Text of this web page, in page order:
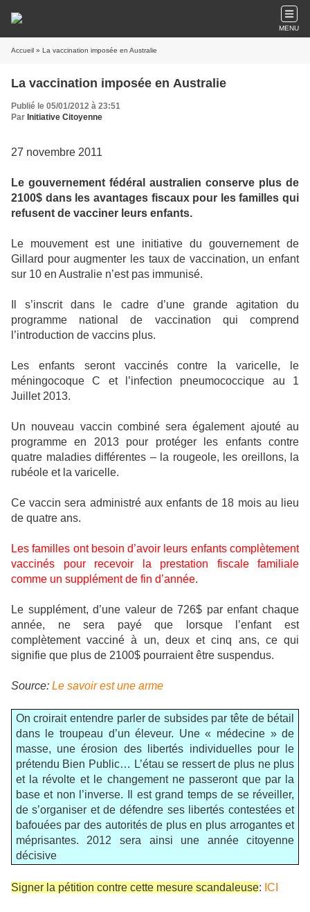
MENU
Accueil » La vaccination imposée en Australie
La vaccination imposée en Australie
Publié le 05/01/2012 à 23:51
Par Initiative Citoyenne
27 novembre 2011
Le gouvernement fédéral australien conserve plus de
2100$ dans les avantages fiscaux pour les familles qui
refusent de vacciner leurs enfants.
Le mouvement est une initiative du gouvernement de
Gillard pour augmenter les taux de vaccination, un enfant
sur 10 en Australie n’est pas immunisé.
Il s’inscrit dans le cadre d’une grande agitation du
programme national de vaccination qui comprend
l’introduction de vaccins plus.
Les enfants seront vaccinés contre la varicelle, le
méningocoque C et l’infection pneumococcique au 1
Juillet 2013.
Un nouveau vaccin combiné sera également ajouté au
programme en 2013 pour protéger les enfants contre
quatre maladies différentes – la rougeole, les oreillons, la
rubéole et la varicelle.
Ce vaccin sera administré aux enfants de 18 mois au lieu
de quatre ans.
Les familles ont besoin d’avoir leurs enfants complètement
vaccinés pour recevoir la prestation fiscale familiale
comme un supplément de fin d’année.
Le supplément, d’une valeur de 726$ par enfant chaque
année, ne sera payé que lorsque l’enfant est
complètement vacciné à un, deux et cinq ans, ce qui
signifie que plus de 2100$ pourraient être suspendus.
Source: Le savoir est une arme
On croirait entendre parler de subsides par tête de bétail
dans le troupeau d’un éleveur. Une « médecine » de
masse, une érosion des libertés individuelles pour le
prétendu Bien Public… L’étau se ressert de plus ne plus
et la révolte et le changement ne passeront que par la
base et non l’inverse.
Il est grand temps de se réveiller,
de s’organiser et de défendre ses libertés contestées et
bafouées par des autorités de plus en plus arrogantes et
méprisantes. 2012 sera ainsi une année citoyenne
décisive
Signer la pétition contre cette mesure scandaleuse: ICI